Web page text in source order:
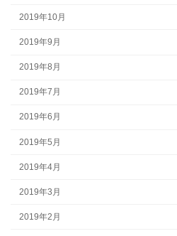
2019年10月
2019年9月
2019年8月
2019年7月
2019年6月
2019年5月
2019年4月
2019年3月
2019年2月